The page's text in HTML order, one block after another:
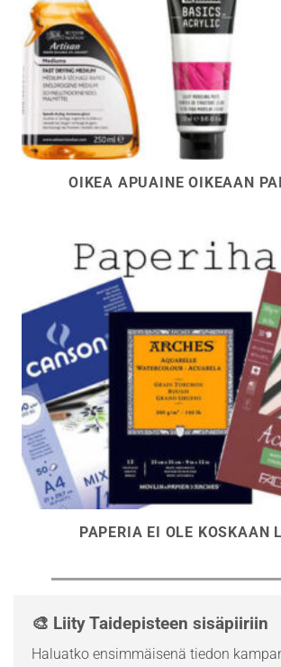
OIKEA APUAINE OIKEAAN
PAPERIA EI OLE KOSKAAN
🎨 Liity Taidepisteen sisäpiiriin
Haluatko ensimmäisenä tiedon